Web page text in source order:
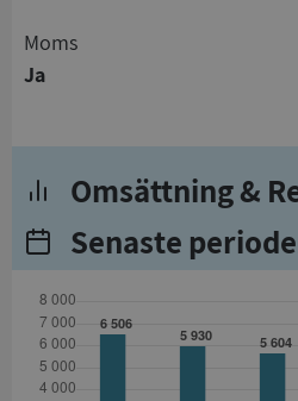
Moms
Ja
Omsättning &
Senaste